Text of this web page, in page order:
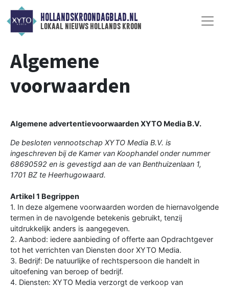
HOLLANDSKROONDAGBLAD.NL
lokaal nieuws hollands kroon
Algemene
voorwaarden
Algemene advertentievoorwaarden XYTO Media B.V.
De besloten vennootschap XYTO Media B.V. is
ingeschreven bij de Kamer van Koophandel onder nummer
68690592 en is gevestigd aan de van Benthuizenlaan 1,
1701 BZ te Heerhugowaard.
Artikel 1 Begrippen
1. In deze algemene voorwaarden worden de hiernavolgende
termen in de navolgende betekenis gebruikt, tenzij
uitdrukkelijk anders is aangegeven.
2. Aanbod: iedere aanbieding of offerte aan Opdrachtgever
tot het verrichten van Diensten door XYTO Media.
3. Bedrijf: De natuurlijke of rechtspersoon die handelt in
uitoefening van beroep of bedrijf.
4. Diensten: XYTO Media verzorgt de verkoop van